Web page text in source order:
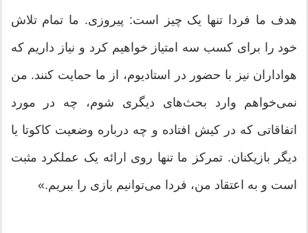
هدف ما فردا تنها یک چیز است: پیروزی. ما تمام تلاش
خود را برای کسب سه امتیاز خواهیم کرد و نیاز داریم که
هواداران نیز با حضور در استادیوم، از ما حمایت کنند. من
نمی‌خواهم وارد بحث‌های دیگری شوم، چه در مورد
اتفاقاتی که در کیش افتاده و چه درباره وضعیت کاکوتا یا
دیگر بازیکنان. تمرکز ما تنها روی ارائه یک عملکرد مثبت
است و به اعتقاد من، فردا می‌توانیم بازی را ببریم.»